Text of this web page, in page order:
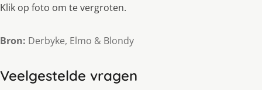
Klik op foto om te vergroten.
Bron: Derbyke, Elmo & Blondy
Veelgestelde vragen